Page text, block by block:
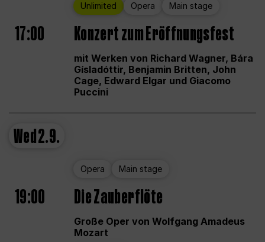
Unlimited Opera Main stage
17:00 Konzert zum Eröffnungsfest
mit Werken von Richard Wagner, Bára
Gísladóttir, Benjamin Britten, John
Cage, Edward Elgar und Giacomo
Puccini
Wed2.9.
Opera Main stage
19:00 Die Zauberflöte
Große Oper von Wolfgang Amadeus
Mozart